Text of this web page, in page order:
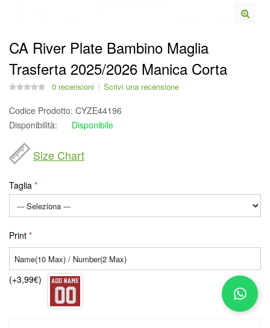
CA River Plate Bambino Maglia
Trasferta 2025/2026 Manica Corta
0 recensioni Scrivi una recensione
Codice Prodotto: CYZE44196
Disponibilità:
Disponibile
Size Chart
Taglia
Print
(+3,99€)